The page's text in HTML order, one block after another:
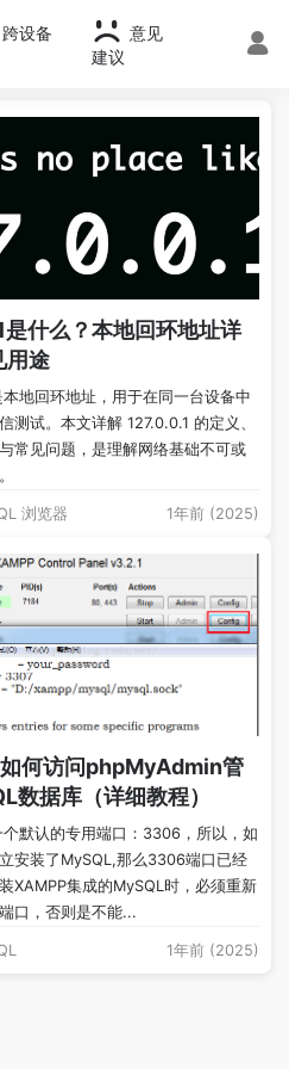
跨设备
意见
建议
是什么？本地回环地址详
用途
本地回环地址，用于在同一台设备中
测试。本文详解 127.0.0.1 的定义、
常见问题，是理解网络基础不可或
浏览器 1年前 (2025)
何访问phpMyAdmin管
数据库（详细教程）
个默认的专用端口：3306，所以，如
安装了MySQL,那么3306端口已经
XAMPP集成的MySQL时，必须重新
口，否则是不能...
1年前 (2025)